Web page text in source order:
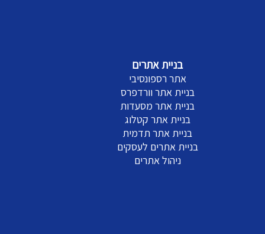
בניית אתרים
אתר רספונסיבי
בניית אתר וורדפרס
בניית אתר מסעדות
בניית אתר קטלוג
בניית אתר תדמית
בניית אתרים לעסקים
ניהול אתרים